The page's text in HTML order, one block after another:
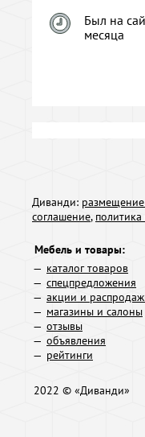
Был на
месяца
Диванди:
соглашение,
Мебель и товары:
каталог товаров
спецпредложения
акции и
магазины и салоны
отзывы
объявления
рейтинги
2022 © «Диванди»